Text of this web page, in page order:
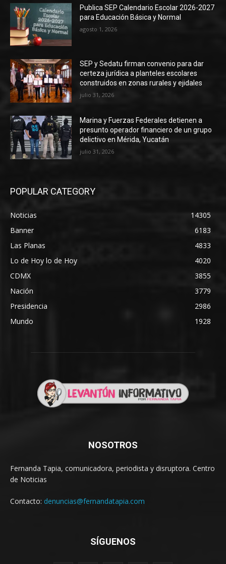
Publica SEP Calendario Escolar 2026-2027
para Educación Básica y Normal
agosto 1, 2026
SEP y Sedatu firman convenio para dar
certeza jurídica a planteles escolares
construidos en zonas rurales y ejidales
julio 31, 2026
Marina y Fuerzas Federales detienen a
presunto operador financiero de un grupo
delictivo en Mérida, Yucatán
julio 31, 2026
POPULAR CATEGORY
Noticias
14305
Banner
6183
Las Planas
4833
Lo de Hoy lo de Hoy
4020
CDMX
3855
Nación
3779
Presidencia
2986
Mundo
1928
NOSOTROS
Fernanda Tapia, comunicadora, periodista y disruptora. Centro
de Noticias
Contacto: denuncias@fernandatapia.com
SÍGUENOS